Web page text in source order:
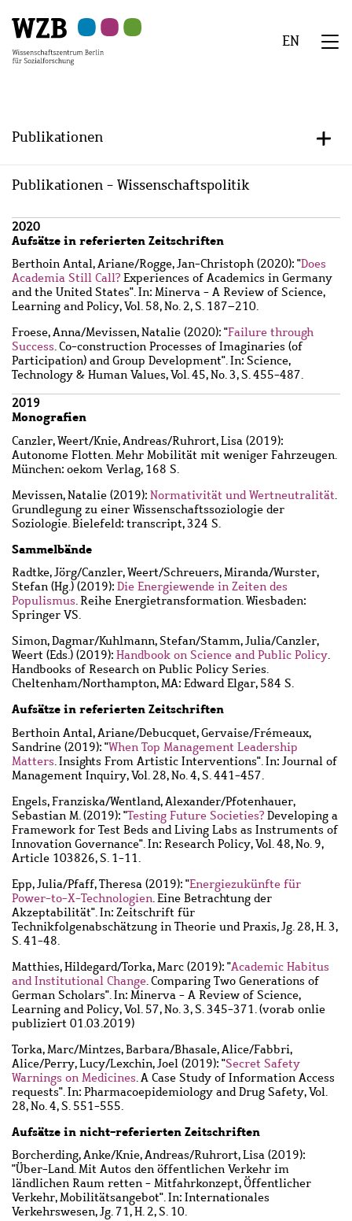
Hauptinhalt
springen
Navigation
springen
Suche
springen
Sekundärnavigation
springen
Fußzeile
springen
EN
Publikationen +/-
Publikationen - Wissenschaftspolitik
Wzbaktiv
2020
Aufsätze in referierten Zeitschriften
Berthoin Antal, Ariane/Rogge, Jan-Christoph (2020): "Does
Academia Still Call? Experiences of Academics in Germany
and the United States". In: Minerva - A Review of Science,
Learning and Policy, Vol. 58, No. 2, S. 187–210.
Froese, Anna/Mevissen, Natalie (2020): "Failure through
Success. Co-construction Processes of Imaginaries (of
Participation) and Group Development". In: Science,
Technology & Human Values, Vol. 45, No. 3, S. 455-487.
2019
Monografien
Canzler, Weert/Knie, Andreas/Ruhrort, Lisa (2019):
Autonome Flotten. Mehr Mobilität mit weniger Fahrzeugen.
München: oekom Verlag, 168 S.
Mevissen, Natalie (2019): Normativität und Wertneutralität.
Grundlegung zu einer Wissenschaftssoziologie der
Soziologie. Bielefeld: transcript, 324 S.
Sammelbände
Radtke, Jörg/Canzler, Weert/Schreuers, Miranda/Wurster,
Stefan (Hg.) (2019): Die Energiewende in Zeiten des
Populismus. Reihe Energietransformation. Wiesbaden:
Springer VS.
Simon, Dagmar/Kuhlmann, Stefan/Stamm, Julia/Canzler,
Weert (Eds.) (2019): Handbook on Science and Public Policy.
Handbooks of Research on Public Policy Series.
Cheltenham/Northampton, MA: Edward Elgar, 584 S.
Aufsätze in referierten Zeitschriften
Berthoin Antal, Ariane/Debucquet, Gervaise/Frémeaux,
Sandrine (2019): "When Top Management Leadership
Matters. Insights From Artistic Interventions". In: Journal of
Management Inquiry, Vol. 28, No. 4, S. 441-457.
Engels, Franziska/Wentland, Alexander/Pfotenhauer,
Sebastian M.(2019): "Testing Future Societies? Developing a
Framework for Test Beds and Living Labs as Instruments of
Innovation Governance". In: Research Policy, Vol. 48, No. 9,
Article 103826, S. 1-11.
Epp, Julia/Pfaff, Theresa (2019): "Energiezukünfte für
Power-to-X-Technologien. Eine Betrachtung der
Akzeptabilität". In: Zeitschrift für
Technikfolgenabschätzung in Theorie und Praxis, Jg. 28, H. 3,
S. 41-48.
Matthies, Hildegard/Torka, Marc (2019): "Academic Habitus
and Institutional Change. Comparing Two Generations of
German Scholars". In: Minerva - A Review of Science,
Learning and Policy, Vol. 57, No. 3, S. 345-371. (vorab onlie
publiziert 01.03.2019)
Torka, Marc/Mintzes, Barbara/Bhasale, Alice/Fabbri,
Alice/Perry, Lucy/Lexchin, Joel (2019): "Secret Safety
Warnings on Medicines. A Case Study of Information Access
requests". In: Pharmacoepidemiology and Drug Safety, Vol.
28, No. 4, S. 551-555.
Aufsätze in nicht-referierten Zeitschriften
Borcherding, Anke/Knie, Andreas/Ruhrort, Lisa (2019):
"Über-Land. Mit Autos den öffentlichen Verkehr im
ländlichen Raum retten - Mitfahrkonzept, Öffentlicher
Verkehr, Mobilitätsangebot". In: Internationales
Verkehrswesen, Jg. 71, H. 2, S. 10.